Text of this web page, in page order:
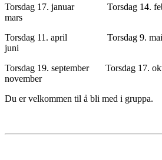
Torsdag 17. januar Torsdag 14.
mars
Torsdag 11. april Torsdag
juni
Torsdag 19. september Torsdag
november
Du er velkommen til å bli med i gruppa.